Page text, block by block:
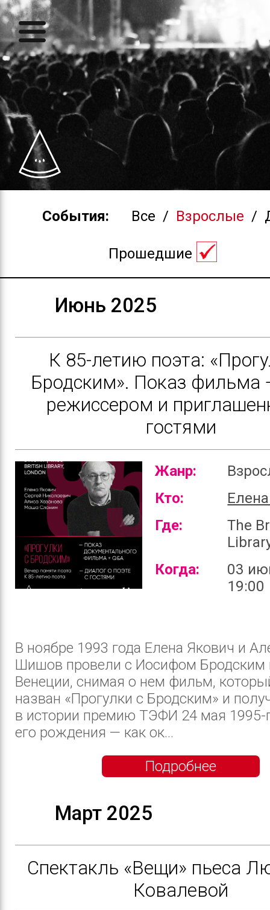
События: Все / Взрослые /
Прошедшие
Июнь 2025
К 85-летию поэта:
Бродским». Показ фильма
режиссером и
гостями
Жанр:
Кто:
Где:
The
Когда:
03
19:00
В ноябре 1993 года Елена Якович и
Шишов провели с Иосифом Бродским
Венеции, снимая о нем фильм,
назван «Прогулки с Бродским» и
в истории премию ТЭФИ 24 мая 1995-
его рождения — как ок...
Подробнее
Март 2025
Спектакль «Вещи» пьеса
Ковалевой